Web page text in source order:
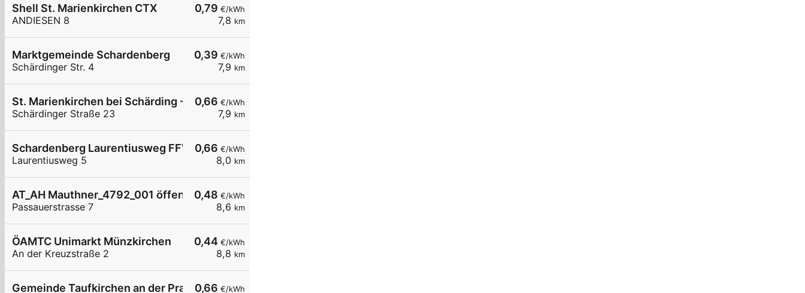
0,79 €/kWh
7,8 km
Shell St. Marienkirchen CTX
ANDIESEN 8
0,39 €/kWh
7,9 km
Marktgemeinde Schardenberg
Schärdinger Str. 4
0,66 €/kWh
7,9 km
St. Marienkirchen bei Schärding - Spar
Schärdinger Straße 23
0,66 €/kWh
8,0 km
Schardenberg Laurentiusweg FFW
Laurentiusweg 5
0,48 €/kWh
8,6 km
AT_AH Mauthner_4792_001 öffentlich
Passauerstrasse 7
0,44€/kWh
8,8 km
ÖAMTC Unimarkt Münzkirchen
An der Kreuzstraße 2
0,66 €/kWh
Gemeinde Taufkirchen an der Pram